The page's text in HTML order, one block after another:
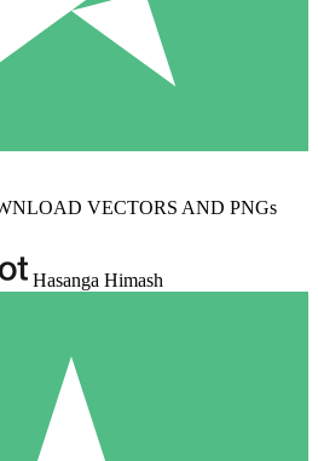
VECTORS AND PNGs
Hasanga Himash